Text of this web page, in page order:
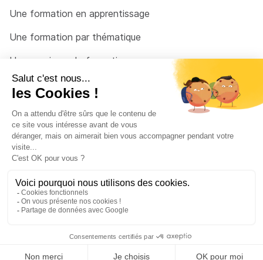
Une formation en apprentissage
Une formation par thématique
Un organisme de formation
Un conseiller
© 2026 - Côté Formations - par Via Compétences
Menu Pied de page
Mentions Légales
Politique de confidentialité